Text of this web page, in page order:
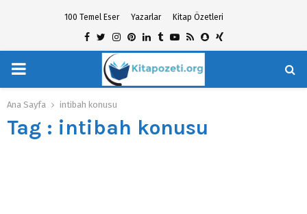
100 Temel Eser Yazarlar Kitap Özetleri
Facebook
TwitterInstagram
Pinterest
Linkedin
TumblrYoutube
RssSnapchat
Xing
PRIMARY
MENU
Ana Sayfa intibah konusu
Tag : intibah konusu